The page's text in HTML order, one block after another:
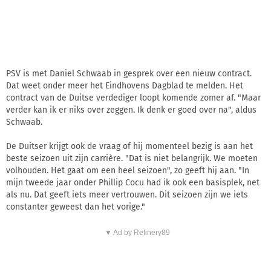
PSV is met Daniel Schwaab in gesprek over een nieuw contract.
Dat weet onder meer het Eindhovens Dagblad te melden. Het
contract van de Duitse verdediger loopt komende zomer af. "Maar
verder kan ik er niks over zeggen. Ik denk er goed over na", aldus
Schwaab.
De Duitser krijgt ook de vraag of hij momenteel bezig is aan het
beste seizoen uit zijn carrière. "Dat is niet belangrijk. We moeten
volhouden. Het gaat om een heel seizoen", zo geeft hij aan. "In
mijn tweede jaar onder Phillip Cocu had ik ook een basisplek, net
als nu. Dat geeft iets meer vertrouwen. Dit seizoen zijn we iets
constanter geweest dan het vorige."
▼ Ad by Refinery89